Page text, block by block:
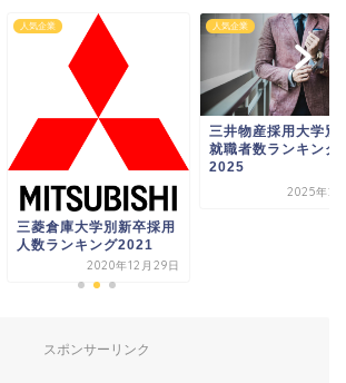
人気企業
三井物産採用大学別新卒
就職者数ランキング
2025年2月14日
人気企業
ワコール採用大学
就職者数ランキン
スポンサーリンク